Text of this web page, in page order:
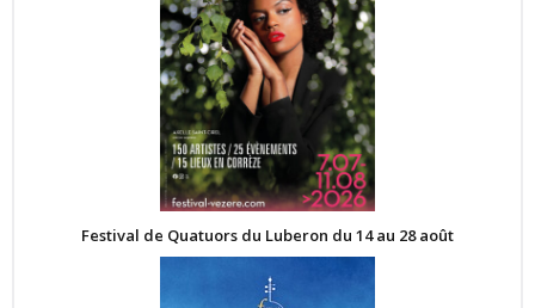
Festival de Quatuors du Luberon du 14 au 28 août